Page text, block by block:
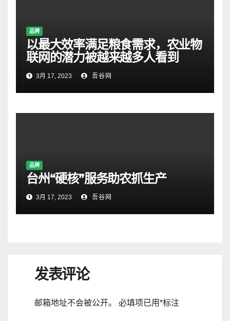
品牌
以最大效率满足粮食需求，农业物
联网的潜力被越来越多人看到
3月 17, 2023 吾谷网
品牌
台州“硬核”服务助农抓生产
3月 17, 2023 吾谷网
发表评论
邮箱地址不会被公开。 必填项已用*标注